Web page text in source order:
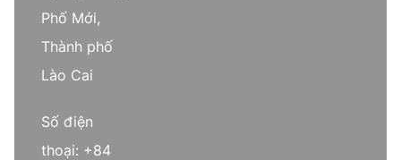
Phố Mới,
Thành phố
Lào Cai
Số điện
thoại: +84